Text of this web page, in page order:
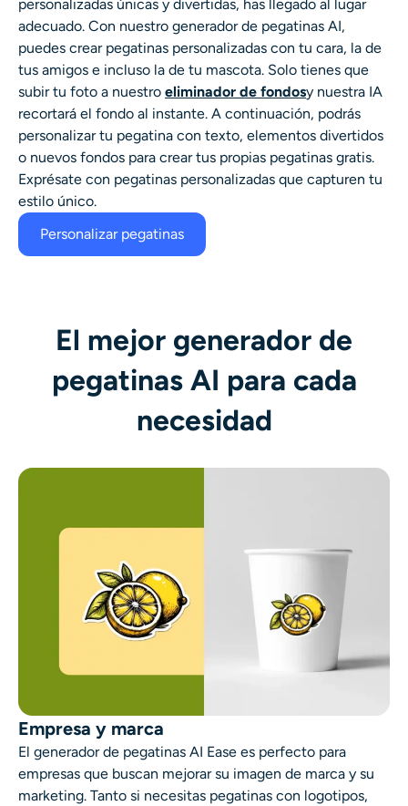
personalizadas únicas y divertidas, has llegado al lugar
adecuado. Con nuestro generador de pegatinas AI,
puedes crear pegatinas personalizadas con tu cara, la de
tus amigos e incluso la de tu mascota. Solo tienes que
subir tu foto a nuestro eliminador de fondosy nuestra IA
recortará el fondo al instante. A continuación, podrás
personalizar tu pegatina con texto, elementos divertidos
o nuevos fondos para crear tus propias pegatinas gratis.
Exprésate con pegatinas personalizadas que capturen tu
estilo único.
Personalizar pegatinas
El mejor generador de
pegatinas AI para cada
necesidad
Empresa y marca
El generador de pegatinas AI Ease es perfecto para
empresas que buscan mejorar su imagen de marca y su
marketing. Tanto si necesitas pegatinas con logotipos,